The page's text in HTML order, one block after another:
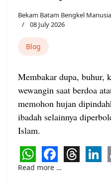
Bekam Batam Bengkel
08 July 2026
Blog
Membakar dupa, buhur,
wewangin saat berdoa
memohon hujan
ibadah selainnya
Islam.
WhatsApp
Facebook
Read more …